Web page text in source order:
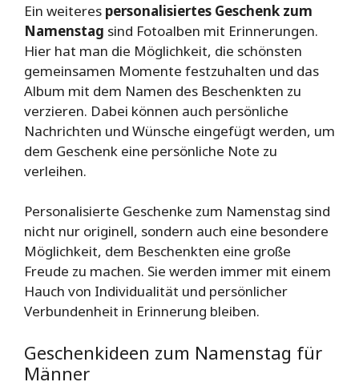
Ein weiteres personalisiertes Geschenk zum
Namenstag sind Fotoalben mit Erinnerungen.
Hier hat man die Möglichkeit, die schönsten
gemeinsamen Momente festzuhalten und das
Album mit dem Namen des Beschenkten zu
verzieren. Dabei können auch persönliche
Nachrichten und Wünsche eingefügt werden, um
dem Geschenk eine persönliche Note zu
verleihen.
Personalisierte Geschenke zum Namenstag sind
nicht nur originell, sondern auch eine besondere
Möglichkeit, dem Beschenkten eine große
Freude zu machen. Sie werden immer mit einem
Hauch von Individualität und persönlicher
Verbundenheit in Erinnerung bleiben.
Geschenkideen zum Namenstag für
Männer